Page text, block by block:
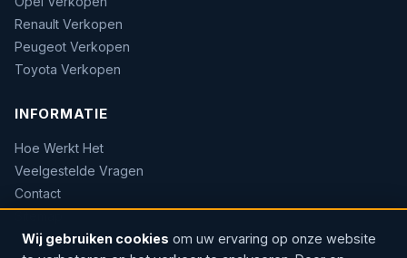
Renault Verkopen
Peugeot Verkopen
Toyota Verkopen
INFORMATIE
Hoe Werkt Het
Veelgestelde Vragen
Contact
Wij gebruiken cookies om uw ervaring op onze website